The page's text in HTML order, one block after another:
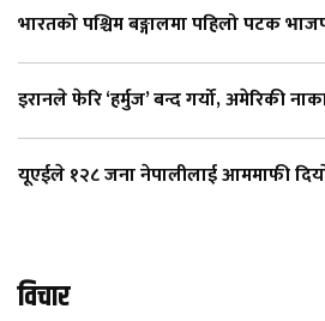
भारतको पश्चिम बङ्गालमा पहिलो पटक
इरानले फेरि ‘हर्मुज’ बन्द गर्यो, अमेरिकी
यूएईले १२८ जना नेपालीलाई आममाफी
विचार